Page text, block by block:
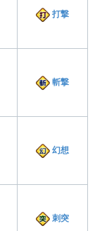
打撃
斬撃
幻想
刺突